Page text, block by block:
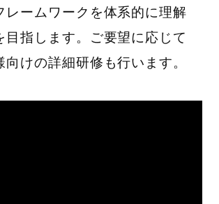
レームワークを体系的に理解
目指します。ご要望に応じて
向けの詳細研修も行います。